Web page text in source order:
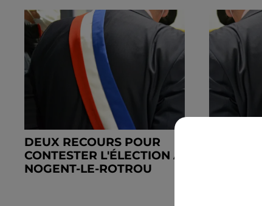
DEUX RECOURS POUR
CONTESTER L'ÉLECTION À
NOGENT-LE-ROTROU